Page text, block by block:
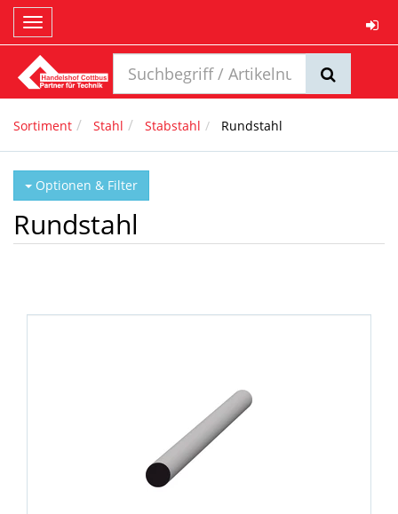
Toggle
navigation
Sortiment Stahl Stabstahl Rundstahl
Optionen & Filter
Rundstahl